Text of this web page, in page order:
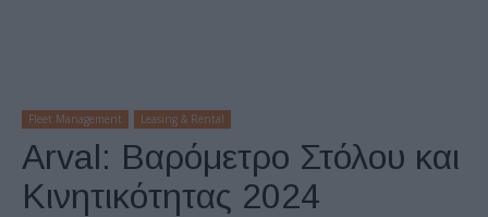
Fleet Management Leasing & Rental
Arval: Βαρόμετρο Στόλου και
Κινητικότητας 2024